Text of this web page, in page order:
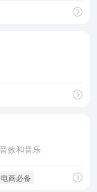
效和音乐
商必备